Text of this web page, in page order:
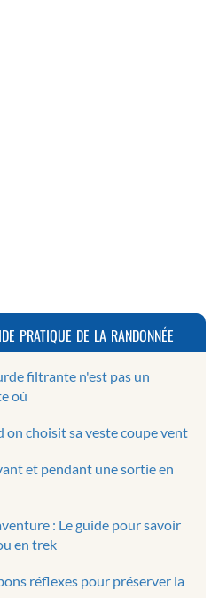
pratique de la randonnée
filtrante n'est pas un
où
on choisit sa veste coupe vent
et pendant une sortie en
: Le guide pour savoir
en trek
réflexes pour préserver la